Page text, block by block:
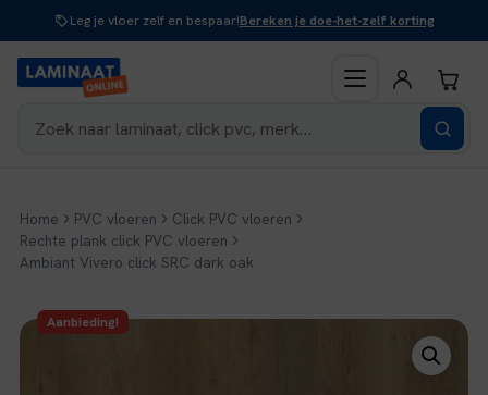
inhoud
Leg je vloer zelf en bespaar!Bereken je doe-het-zelf korting
Home PVC vloeren
Click PVC vloeren
Rechte plank click PVC vloeren
Ambiant Vivero click SRC dark oak
Aanbieding!